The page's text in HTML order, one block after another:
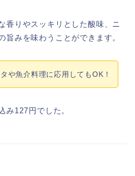
香りやスッキリとした酸味、ニ
旨みを味わうことができます。
や魚介料理に応用してもOK！
み127円でした。